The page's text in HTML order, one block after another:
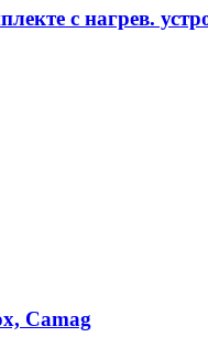
с нагрев.
Camag